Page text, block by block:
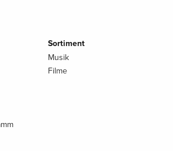
Sortiment
Musik
Filme